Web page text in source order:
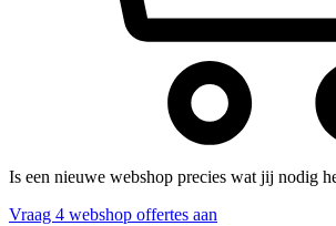
Is een nieuwe webshop precies wat jij nodig
Vraag 4 webshop offertes aan